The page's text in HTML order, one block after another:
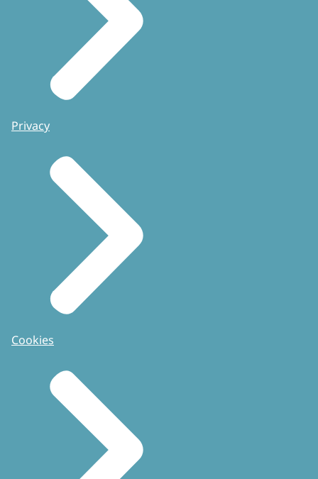
Privacy
Cookies